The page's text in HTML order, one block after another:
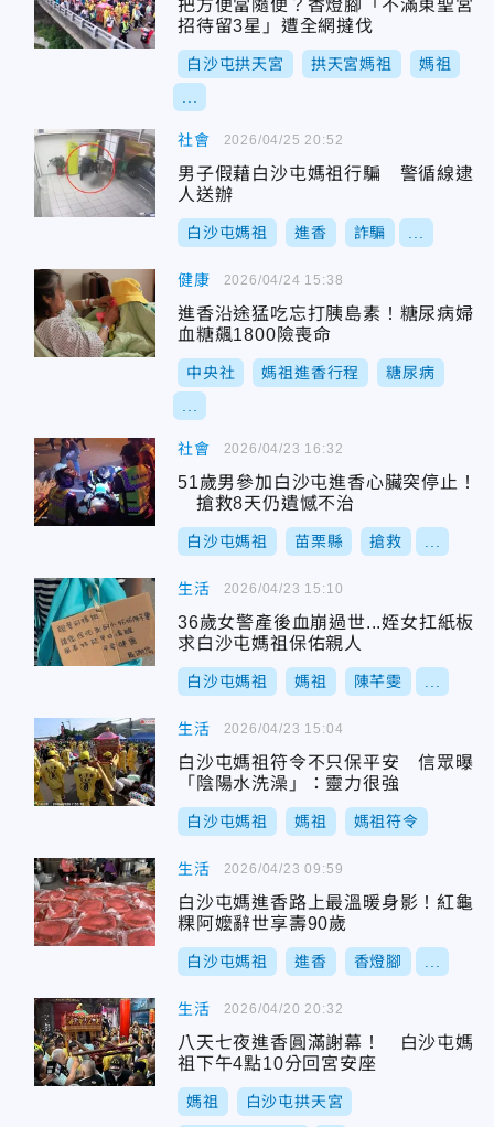
把方便當隨便？香燈腳「不滿東聖宮
招待留3星」遭全網撻伐
白沙屯拱天宮 拱天宮媽祖 媽祖
社會
男子假藉白沙屯媽祖行騙 警循線逮
人送辦
白沙屯媽祖 進香 詐騙
2026/04/25 20:52
健康
進香沿途猛吃忘打胰島素！糖尿病婦
血糖飆1800險喪命
中央社 媽祖進香行程 糖尿病
2026/04/24 15:38
社會
51歲男參加白沙屯進香心臟突停止！
搶救8天仍遺憾不治
白沙屯媽祖 苗栗縣 搶救
2026/04/23 16:32
生活
36歲女警產後血崩過世...姪女扛紙板
求白沙屯媽祖保佑親人
白沙屯媽祖 媽祖 陳芊雯
2026/04/23 15:10
生活
白沙屯媽祖符令不只保平安 信眾曝
「陰陽水洗澡」：靈力很強
白沙屯媽祖 媽祖 媽祖符令
2026/04/23 15:04
生活
白沙屯媽進香路上最溫暖身影！紅龜
粿阿嬤辭世享壽90歲
白沙屯媽祖 進香 香燈腳
2026/04/23 09:59
生活
八天七夜進香圓滿謝幕！ 白沙屯媽
祖下午4點10分回宮安座
媽祖 白沙屯拱天宮
2026/04/20 20:32